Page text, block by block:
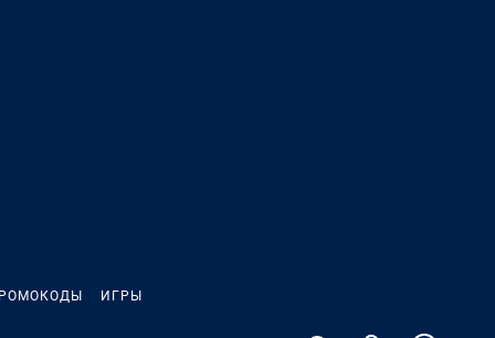
ИГРЫ